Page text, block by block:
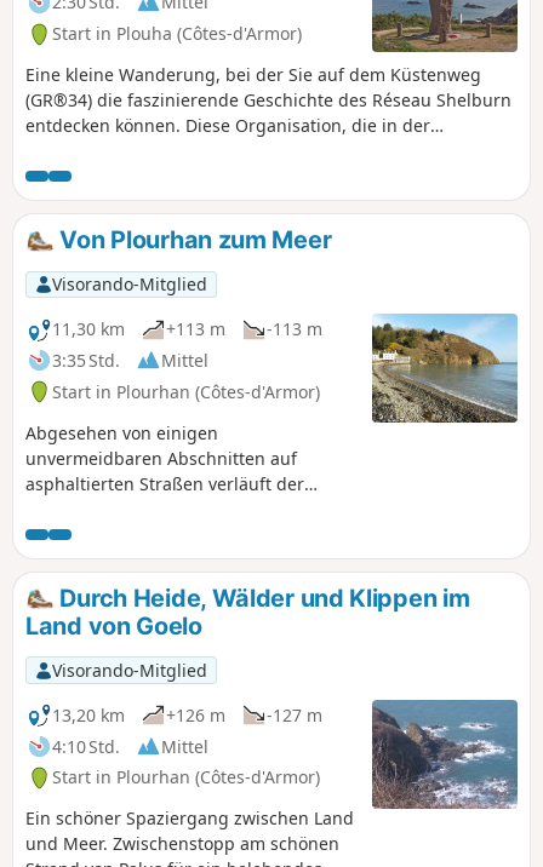
Start in Plouha (Côtes-d'Armor)
Eine kleine Wanderung, bei der Sie auf dem Küstenweg
(GR®34) die faszinierende Geschichte des Réseau Shelburn
entdecken können. Diese Organisation, die in der
1944 144 Menschen die Flucht nach England. Sie wandeln
auf den Spuren der Flieger, die in den dunklen Nächten der
Besatzungszeit unterwegs waren.
Von Plourhan zum Meer
Visorando-Mitglied
11,30 km
+113 m
-113 m
3:35 Std.
Mittel
Start in Plourhan (Côtes-d'Armor)
Abgesehen von einigen
unvermeidbaren Abschnitten auf
asphaltierten Straßen verläuft der
teilweise im Unterholz. Die Belohnung
für diese Anmarschstrecke ist der Weg
über den Strand von Palus und die
anschließende Weiterführung auf
demGR®34. Eine etwas steile Strecke,
die einen Blick auf die Klippen von
Plouha und die Pointe de Bec de Vir
bietet.
Durch Heide, Wälder und Klippen im
Land von Goelo
Visorando-Mitglied
13,20 km
+126 m
-127 m
4:10 Std.
Mittel
Start in Plourhan (Côtes-d'Armor)
Ein schöner Spaziergang zwischen Land
und Meer. Zwischenstopp am schönen